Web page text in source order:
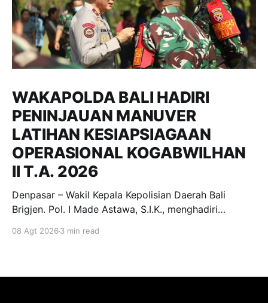
WAKAPOLDA BALI HADIRI
PENINJAUAN MANUVER
LATIHAN KESIAPSIAGAAN
OPERASIONAL KOGABWILHAN
II T.A. 2026
Denpasar – Wakil Kepala Kepolisian Daerah Bali
Brigjen. Pol. I Made Astawa, S.I.K., menghadiri
Latihan Kesiapsiagaan Operasional (LKO)
08 Agt 2026 3 min read